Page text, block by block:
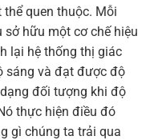
quen thuộc. Mỗi
hữu một cơ chế hiệu
lại hệ thống thị giác
sáng và đạt được độ
đối tượng khi độ
thực hiện điều đó
gì chúng ta trải qua